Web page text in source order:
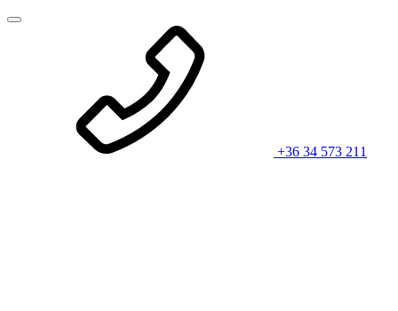
+36 34 573 211